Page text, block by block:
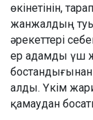
өкінетінін,
жанжалдың
әрекеттері
ер адамды үш
алды. Үкім
қамаудан